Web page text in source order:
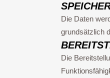
Die Daten
grundsätzlich
Die